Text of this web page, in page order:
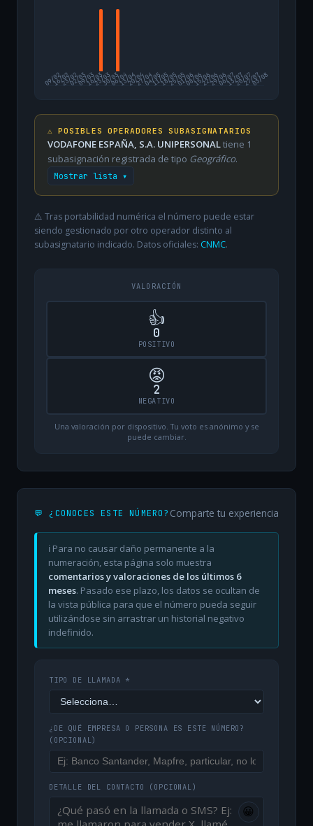
09/02
16/0223/0202/0309/0316/0323/0330/0306/0413/0420/0427/0404/0511/0518/0525/0501/0608/0615/0622/0629/0606/0713/0720/0727/07
03/08
⚠️ POSIBLES OPERADORES SUBASIGNATARIOS
VODAFONE ESPAÑA, S.A. UNIPERSONALtiene 1
subasignación registrada de tipo Geográfico.
Mostrar lista ▾
⚠️ Tras portabilidad numérica el número puede estar
siendo gestionado por otro operador distinto al
subasignatario indicado. Datos oficiales: CNMC.
VALORACIÓN
👍
0
POSITIVO
😡
2
NEGATIVO
Una valoración por dispositivo. Tu voto es anónimo y se
puede cambiar.
💬 ¿CONOCES ESTE NÚMERO? Comparte tu experiencia
ℹ️ Para no causar daño permanente a la
numeración, esta página solo muestra
comentarios y valoraciones de los últimos 6
meses. Pasado ese plazo, los datos se ocultan de
la vista pública para que el número pueda seguir
utilizándose sin arrastrar un historial negativo
indefinido.
TIPO DE LLAMADA *
¿DE QUÉ EMPRESA O PERSONA ES ESTE NÚMERO?
(OPCIONAL)
DETALLE DEL CONTACTO (OPCIONAL)
😀